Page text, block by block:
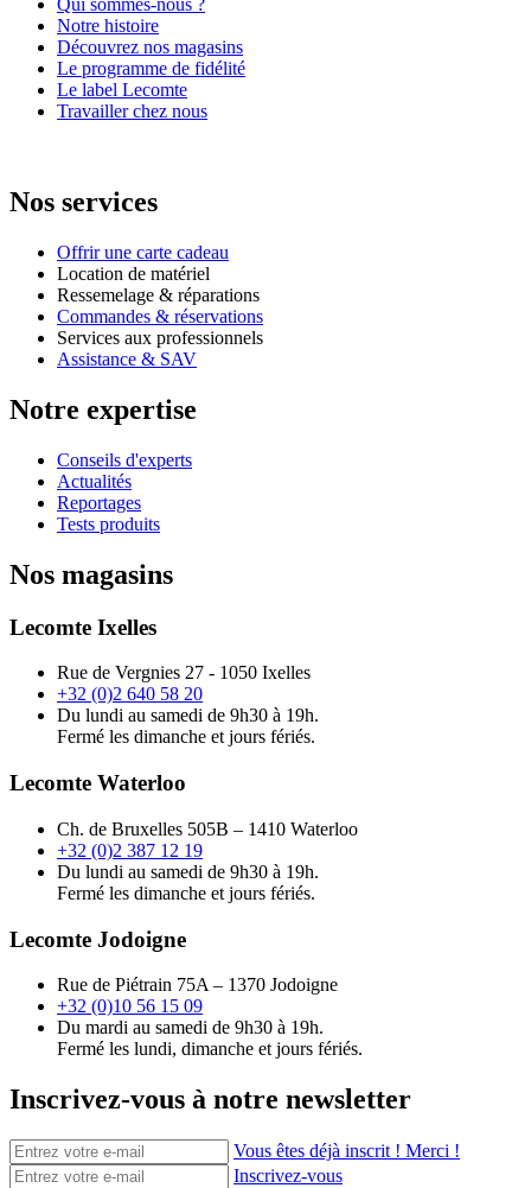
Qui sommes-nous ?
Notre histoire
Découvrez nos magasins
Le programme de fidélité
Le label Lecomte
Travailler chez nous
Nos services
Offrir une carte cadeau
Location de matériel
Ressemelage & réparations
Commandes & réservations
Services aux professionnels
Assistance & SAV
Notre expertise
Conseils d'experts
Actualités
Reportages
Tests produits
Nos magasins
Lecomte Ixelles
Rue de Vergnies 27 - 1050 Ixelles
+32 (0)2 640 58 20
Du lundi au samedi de 9h30 à 19h.
Fermé les dimanche et jours fériés.
Lecomte Waterloo
Ch. de Bruxelles 505B – 1410 Waterloo
+32 (0)2 387 12 19
Du lundi au samedi de 9h30 à 19h.
Fermé les dimanche et jours fériés.
Lecomte Jodoigne
Rue de Piétrain 75A – 1370 Jodoigne
+32 (0)10 56 15 09
Du mardi au samedi de 9h30 à 19h.
Fermé les lundi, dimanche et jours fériés.
Inscrivez-vous à notre newsletter
Vous êtes déjà inscrit ! Merci !
Inscrivez-vous